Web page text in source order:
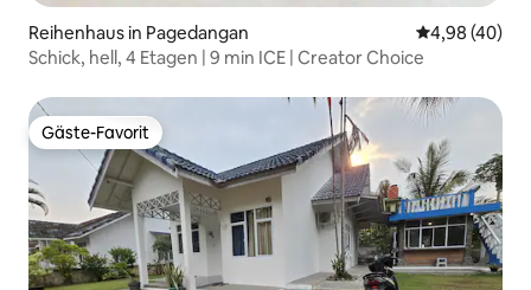
Reihenhaus in Pagedangan
4,98 (40)
Schick, hell, 4 Etagen | 9 min ICE | Creator Choice
Gäste-Favorit
Gäste-Favorit